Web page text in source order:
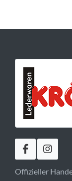
Offizieller